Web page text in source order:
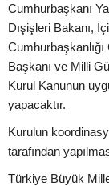
Cumhurbaşkanı
Dışişleri Bakanı,
Başkanı ve Milli
Kurul Kanunun
yapacaktır.
Kurulun
tarafından
Türkiye Büyük